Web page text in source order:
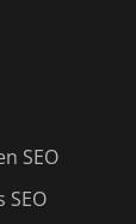
SEO
SEO